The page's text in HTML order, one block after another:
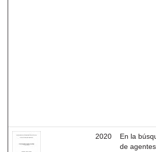
2020
En la
de